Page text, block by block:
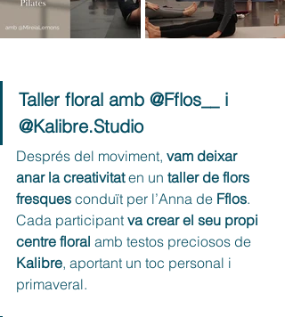
Taller floral amb @Fflos__ i
@Kalibre.Studio
Després del moviment, vam deixar
anar la creativitat en un taller de flors
fresques conduït per l’Anna de Fflos.
Cada participant va crear el seu propi
centre floral amb testos preciosos de
Kalibre, aportant un toc personal i
primaveral.